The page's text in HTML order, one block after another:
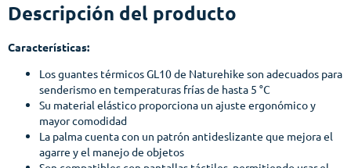
Descripción del producto
Características:
Los guantes térmicos GL10 de Naturehike son adecuados para
senderismo en temperaturas frías de hasta 5 °C
Su material elástico proporciona un ajuste ergonómico y
mayor comodidad
La palma cuenta con un patrón antideslizante que mejora el
agarre y el manejo de objetos